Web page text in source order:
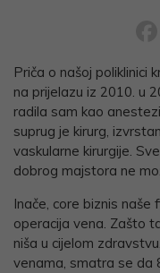
Priča o našoj poliklinici
na prijelazu iz 2010. u
radila sam kao
suprug je kirurg,
vaskularne kirurgije.
dobrog majstora ne
Inače, core biznis
operacija vena. Zašto
niša u cijelom
venama, smatra se da